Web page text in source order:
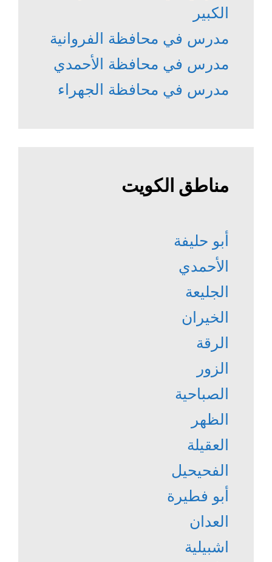
الكبير
مدرس في محافظة الفروانية
مدرس في محافظة الأحمدي
مدرس في محافظة الجهراء
مناطق الكويت
أبو حليفة
الأحمدي
الجليعة
الخيران
الرقة
الزور
الصباحية
الظهر
العقيلة
الفحيحيل
أبو فطيرة
العدان
اشبيلية